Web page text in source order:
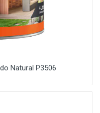
Natural P3506